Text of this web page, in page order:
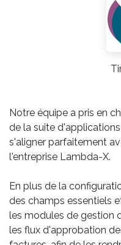
Notre équipe a pris en
de la suite
s'aligner parfaitement
l'entreprise Lambda-X.
En plus de la
des champs essentiels
les modules de gestion
les flux d'approbation